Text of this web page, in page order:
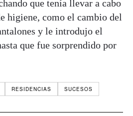
que tenía llevar a cabo
higiene, como el cambio del
y le introdujo el
que fue sorprendido por
RESIDENCIAS SUCESOS